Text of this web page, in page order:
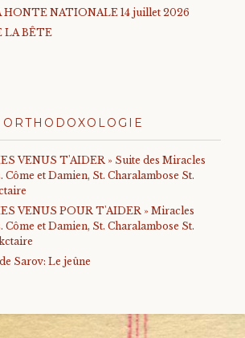
HONTE NATIONALE 14 juillet 2026
LA BÊTE
ORTHODOXOLOGIE
VENUS T'AIDER » Suite des Miracles
Côme et Damien, St. Charalambose St.
VENUS POUR T'AIDER » Miracles
Côme et Damien, St. Charalambose St.
Sarov: Le jeûne